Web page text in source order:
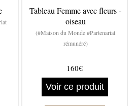
Tableau Femme avec fleurs -
oiseau
(#Maison du Monde #Partenariat
rémunéré)
160€
Voir ce produit